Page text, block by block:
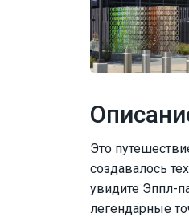
Это
создавалось
увидите Эппл-
легендарные